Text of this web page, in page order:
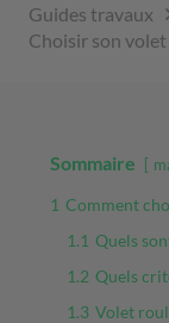
Guides travaux
Choisir son
Sommaire
1 Comment
1.1 Quels
1.2 Quels
1.3 Volet